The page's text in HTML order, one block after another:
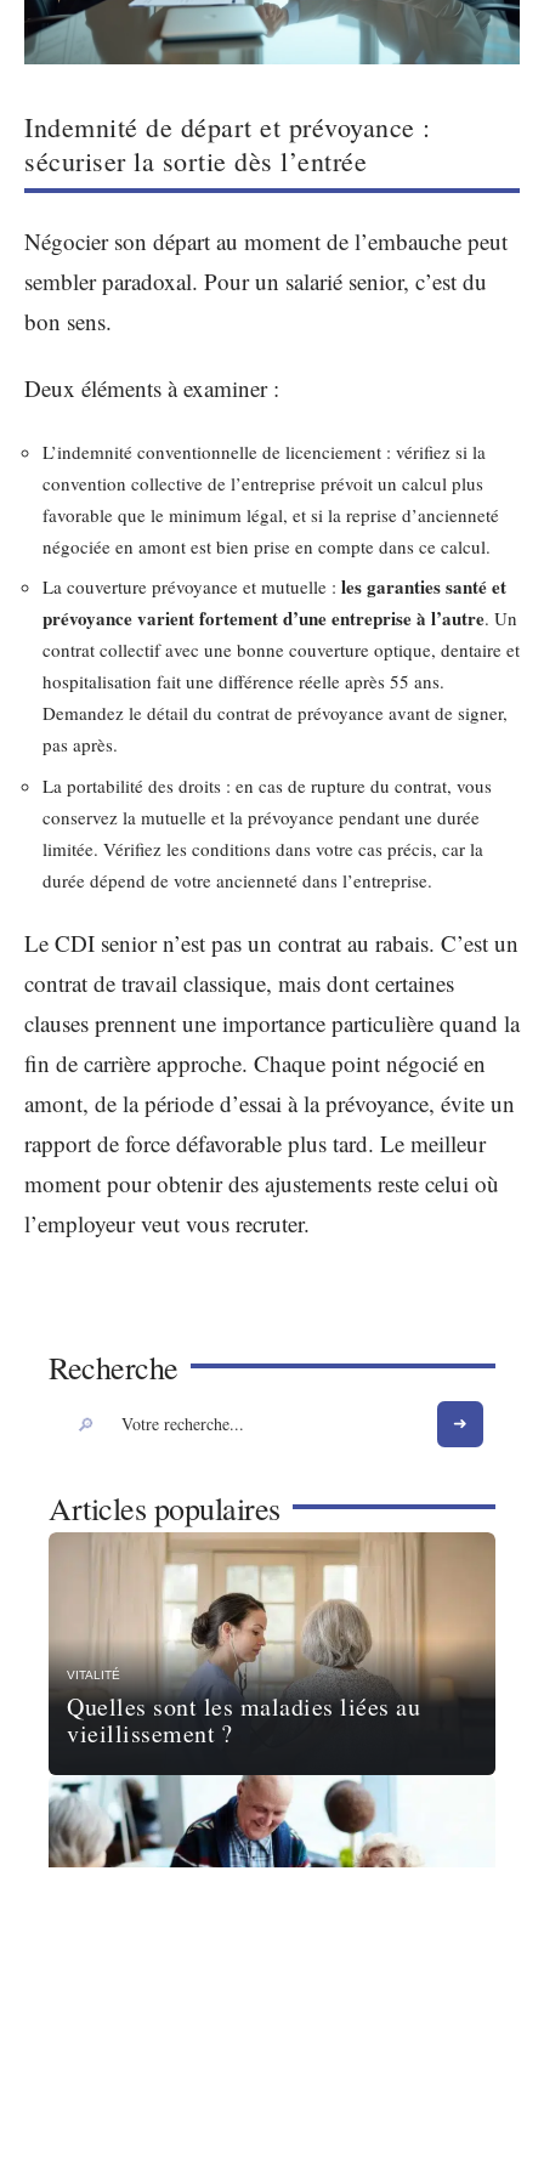
Indemnité de départ et prévoyance :
sécuriser la sortie dès l’entrée
Négocier son départ au moment de l’embauche peut
sembler paradoxal. Pour un salarié senior, c’est du
bon sens.
Deux éléments à examiner :
L’indemnité conventionnelle de licenciement : vérifiez si la
convention collective de l’entreprise prévoit un calcul plus
favorable que le minimum légal, et si la reprise d’ancienneté
négociée en amont est bien prise en compte dans ce calcul.
La couverture prévoyance et mutuelle : les garanties santé et
prévoyance varient fortement d’une entreprise à l’autre. Un
contrat collectif avec une bonne couverture optique, dentaire et
hospitalisation fait une différence réelle après 55 ans.
Demandez le détail du contrat de prévoyance avant de signer,
pas après.
La portabilité des droits : en cas de rupture du contrat, vous
conservez la mutuelle et la prévoyance pendant une durée
limitée. Vérifiez les conditions dans votre cas précis, car la
durée dépend de votre ancienneté dans l’entreprise.
Le CDI senior n’est pas un contrat au rabais. C’est un
contrat de travail classique, mais dont certaines
clauses prennent une importance particulière quand la
fin de carrière approche. Chaque point négocié en
amont, de la période d’essai à la prévoyance, évite un
rapport de force défavorable plus tard. Le meilleur
moment pour obtenir des ajustements reste celui où
l’employeur veut vous recruter.
Recherche
Articles populaires
VITALITÉ
Quelles sont les maladies liées au
vieillissement ?